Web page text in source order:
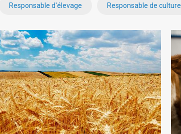
Responsable d'élevage Responsable de culture